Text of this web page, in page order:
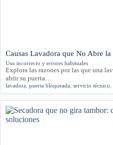
Causas Lavadora que No Abre
Uso incorrecto y errores habituales
Explora las razones por las que una
abrir su puerta…
lavadora puerta bloqueada servicio técnico